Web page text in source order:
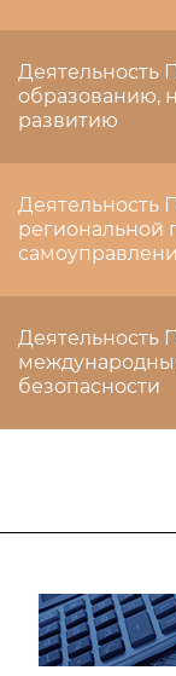
Деятельность
образованию,
развитию
Деятельность
региональной
Деятельность
безопасности